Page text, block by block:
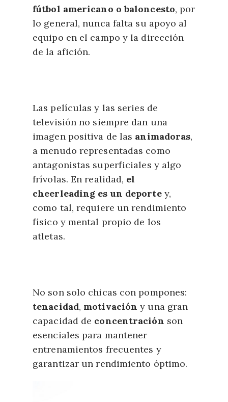
fútbol americano o baloncesto, por
lo general, nunca falta su apoyo al
equipo en el campo y la dirección
de la afición.
Las películas y las series de
televisión no siempre dan una
imagen positiva de las animadoras,
a menudo representadas como
antagonistas superficiales y algo
frívolas. En realidad, el
cheerleading es un deportey,
como tal, requiere un rendimiento
físico y mental propio de los
atletas.
No son solo chicas con pompones:
tenacidad, motivación y una gran
capacidad de concentración son
esenciales para mantener
entrenamientos frecuentes y
garantizar un rendimiento óptimo.